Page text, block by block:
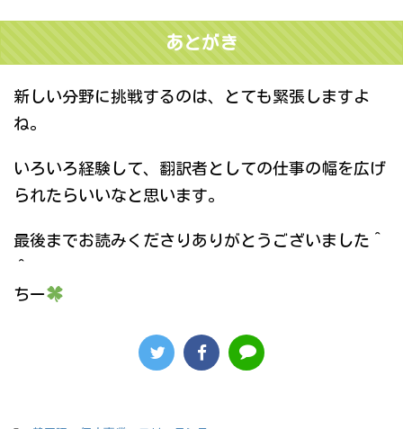
あとがき
新しい分野に挑戦するのは、とても緊張しますよ
ね。
いろいろ経験して、翻訳者としての仕事の幅を広げ
られたらいいなと思います。
最後までお読みくださりありがとうございました＾
＾
ちー